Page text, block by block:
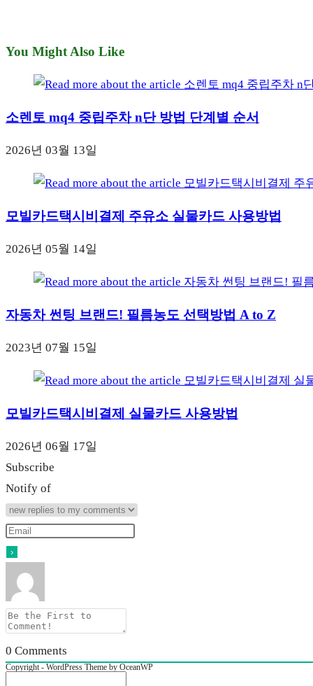
You Might Also Like
소렌토 mq4 중립주차 n단 방법 단계별 순서
2026년 03월 13일
모빌카드택시비결제 주유소 실물카드 사용방법
2026년 05월 14일
자동차 썬팅 브랜드! 필름농도 선택방법 A to Z
2023년 07월 15일
모빌카드택시비결제 실물카드 사용방법
2026년 06월 17일
Subscribe
Notify of
0 Comments
Copyright - WordPress Theme by OceanWP